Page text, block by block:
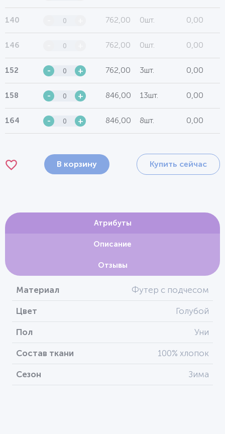
140 762,00 0шт. 0,00
146 762,00 0шт. 0,00
152 - + 762,00 3шт. 0,00
158 - + 846,00 13шт. 0,00
164 - + 846,00 8шт. 0,00
В корзину Купить сейчас
Атрибуты
Описание
Отзывы
Материал Футер с подчесом
Цвет Голубой
Пол Уни
Состав ткани 100% хлопок
Сезон Зима